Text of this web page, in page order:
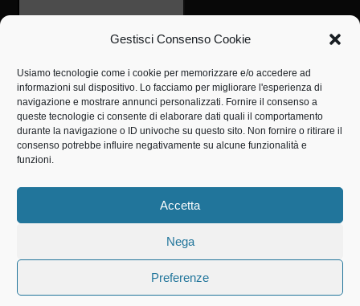
Gestisci Consenso Cookie
Usiamo tecnologie come i cookie per memorizzare e/o accedere ad
informazioni sul dispositivo. Lo facciamo per migliorare l'esperienza di
navigazione e mostrare annunci personalizzati. Fornire il consenso a
queste tecnologie ci consente di elaborare dati quali il comportamento
durante la navigazione o ID univoche su questo sito. Non fornire o ritirare il
consenso potrebbe influire negativamente su alcune funzionalità e
funzioni.
Accetta
Nega
Preferenze
IL NOSTRO INDIRIZZO
Centro Medico Sociale
0825867036
cms.savignano@operadonorione.it